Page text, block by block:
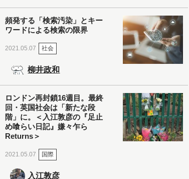
頻発する「検索汚染」とキー
ワードによる検索の限界
2021.05.07 社会
柳井政和
ロンドン再封鎖16週目。最終
回・英国社会は「新たな段
階」に。＜入江敦彦の『足止
め喰らい日記』嫌々乍ら
Returns＞
2021.05.07 国際
入江敦彦